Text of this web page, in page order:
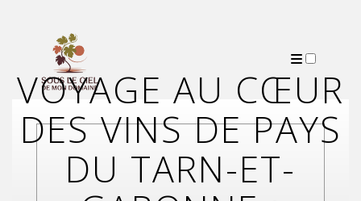
PUBLICATIONS
VOYAGE AU CŒUR
DES VINS DE PAYS
DU TARN-ET-